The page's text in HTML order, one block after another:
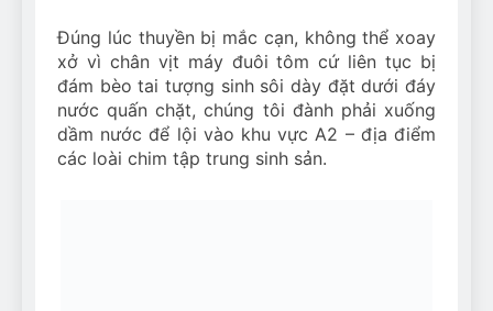
Đúng lúc thuyền bị mắc cạn, không thể xoay
xở vì chân vịt máy đuôi tôm cứ liên tục bị
đám bèo tai tượng sinh sôi dày đặt dưới đáy
nước quấn chặt, chúng tôi đành phải xuống
dầm nước để lội vào khu vực A2 – địa điểm
các loài chim tập trung sinh sản.